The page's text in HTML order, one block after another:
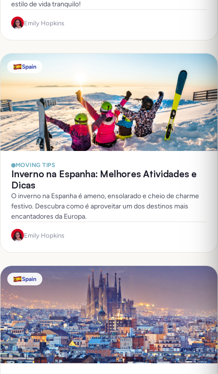
estilo de vida tranquilo!
Emily Hopkins
Spain
MOVING TIPS
Inverno na Espanha: Melhores Atividades e
Dicas
O inverno na Espanha é ameno, ensolarado e cheio de charme
festivo. Descubra como é aproveitar um dos destinos mais
encantadores da Europa.
Emily Hopkins
Spain